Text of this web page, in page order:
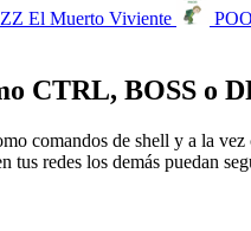
El Muerto Viviente
CTRL, BOSS o
comandos de shell y a la
tus redes los demás puedan